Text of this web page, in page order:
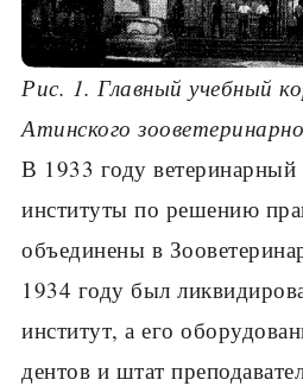
Рис. 1. Главный учебный
Атинского
В 1933 году ветеринарный
институты по реше­нию
объединены в
1934 году был
институт, а его
дентов и штат